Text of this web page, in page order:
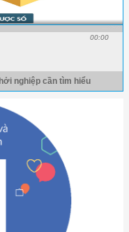
00:00
nghiệp cần tìm hiểu